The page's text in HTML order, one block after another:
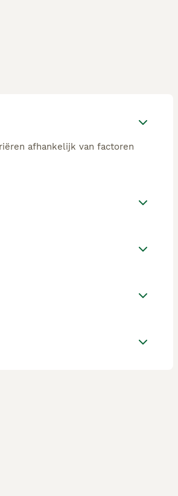
afhankelijk van factoren